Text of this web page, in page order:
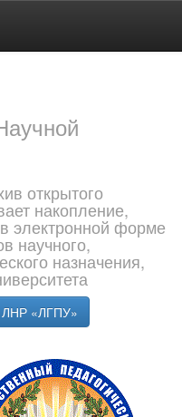
открытого
накопление,
электронной форме
научного,
назначения,
«ЛГПУ»